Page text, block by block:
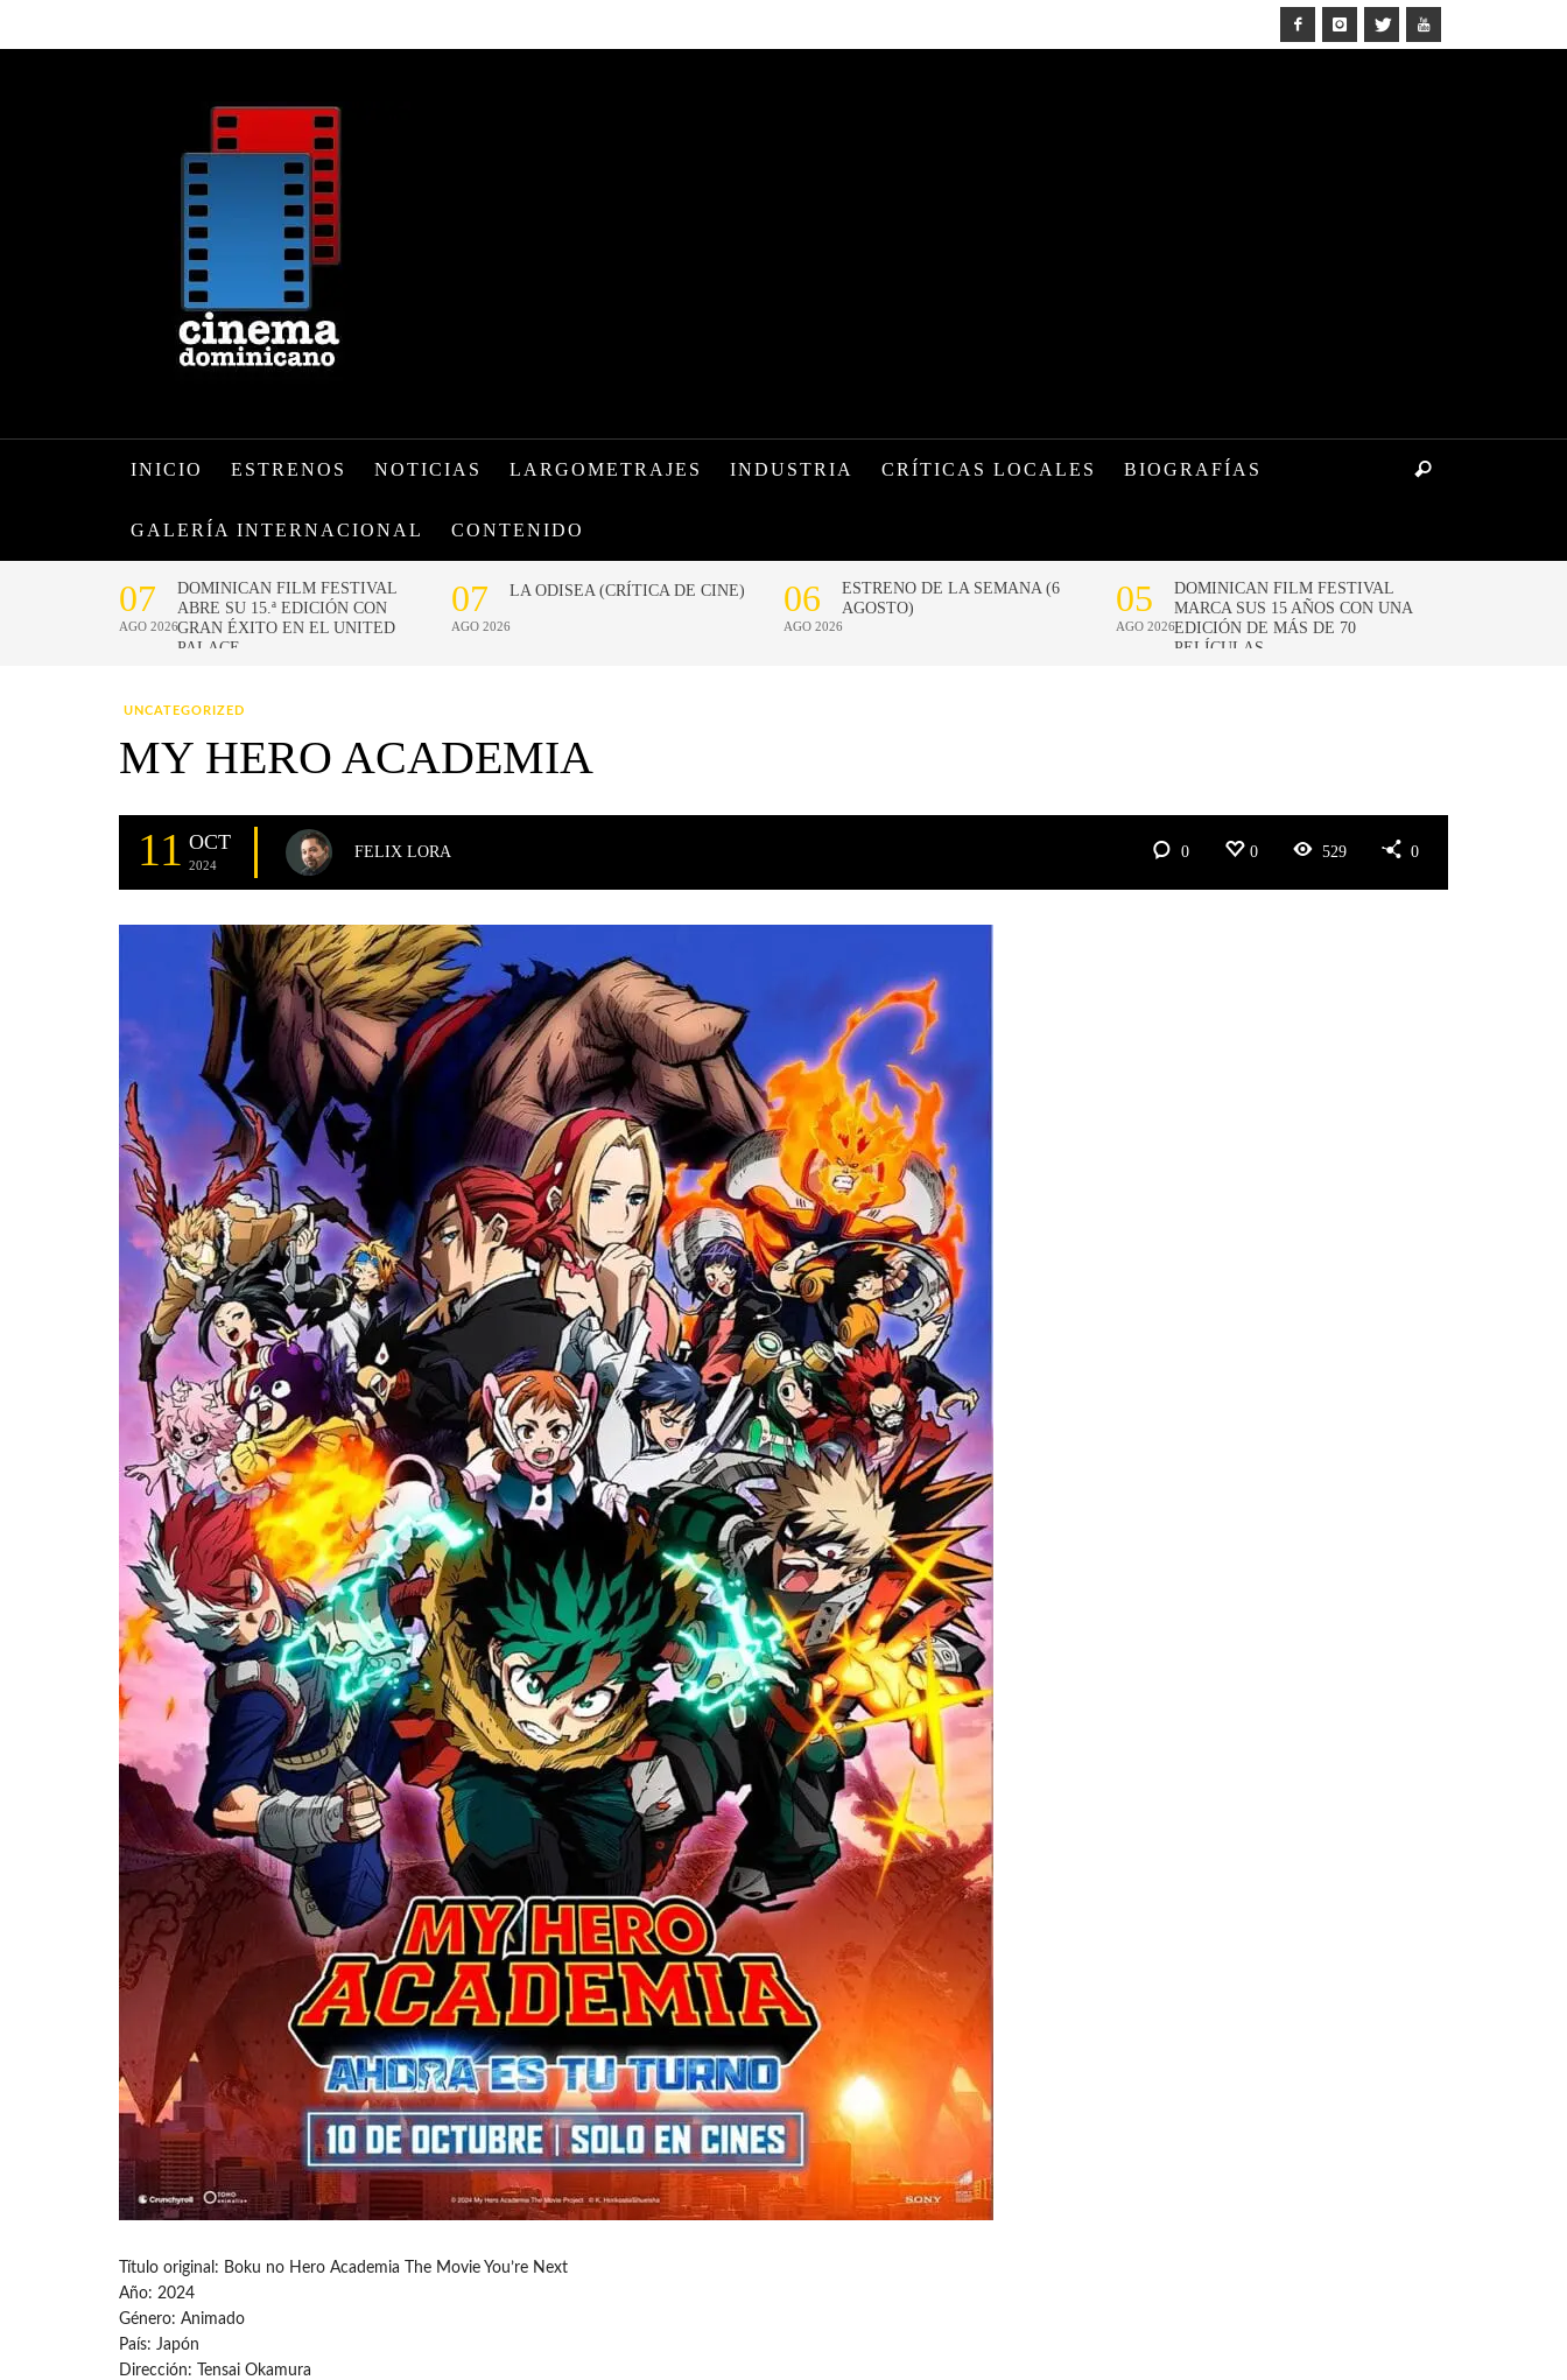
INICIO ESTRENOS NOTICIAS LARGOMETRAJES INDUSTRIA CRÍTICAS LOCALES BIOGRAFÍAS
GALERÍA INTERNACIONAL CONTENIDO
UNCATEGORIZED
MY HERO ACADEMIA
11 OCT
2024
FELIX LORA 0 0 529 0
Título original: Boku no Hero Academia The Movie You’re Next
Año: 2024
Género: Animado
País: Japón
Dirección: Tensai Okamura